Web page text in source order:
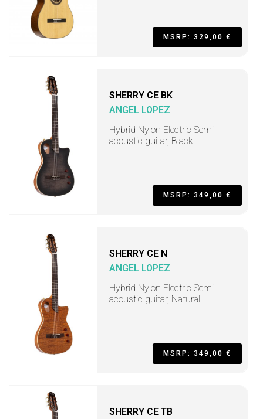
MSRP: 329,00 €
SHERRY CE BK
ANGEL LOPEZ
Hybrid Nylon Electric Semi-
acoustic guitar, Black
MSRP: 349,00 €
SHERRY CE N
ANGEL LOPEZ
Hybrid Nylon Electric Semi-
acoustic guitar, Natural
MSRP: 349,00 €
SHERRY CE TB